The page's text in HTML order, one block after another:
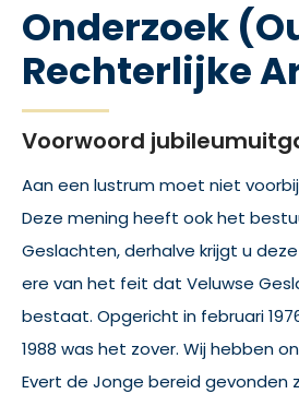
Onderzoek
Rechterlijke
Voorwoord
Aan een lustrum moet niet
Deze mening heeft ook het
Geslachten, derhalve krijgt u
ere van het feit dat Veluwse
bestaat. Opgericht in februari
1988 was het zover. Wij hebben
Evert de Jonge bereid gevonden